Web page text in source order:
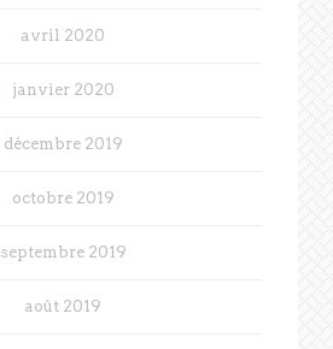
avril 2020
janvier 2020
décembre 2019
octobre 2019
septembre 2019
août 2019